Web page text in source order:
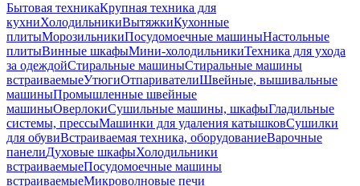
Бытовая техникаКрупная техника для
кухниХолодильникиВытяжкиКухонные
плитыМорозильникиПосудомоечные машиныНастольные
плитыВинные шкафыМини-холодильникиТехника для ухода
за одеждойСтиральные машиныСтиральные машины
встраиваемыеУтюгиОтпаривателиШвейные, вышивальные
машиныПромышленные швейные
машиныОверлокиСушильные машины, шкафыГладильные
системы, прессыМашинки для удаления катышковСушилки
для обувиВстраиваемая техника, оборудованиеВарочные
панелиДуховые шкафыХолодильники
встраиваемыеПосудомоечные машины
встраиваемыеМикроволновые печи